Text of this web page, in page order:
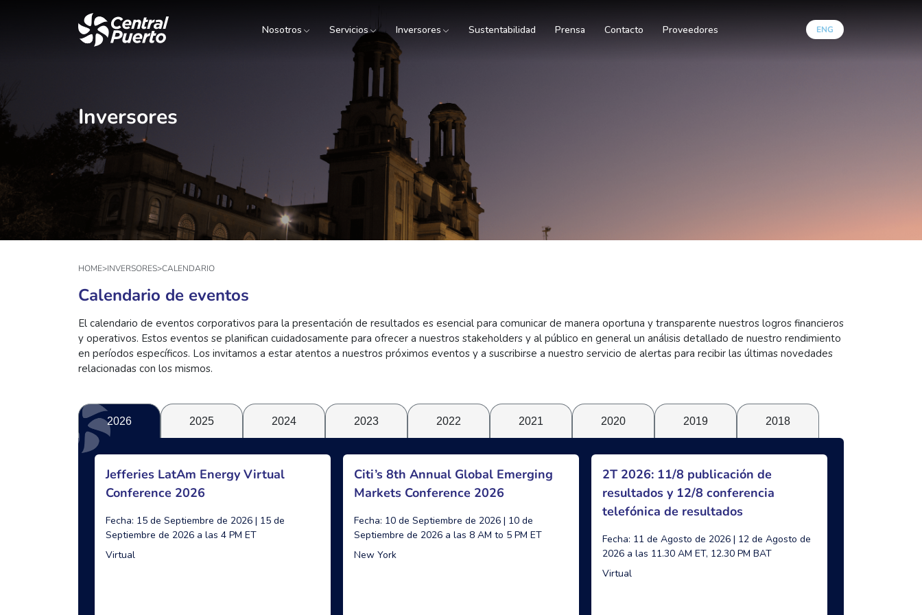
Nosotros Servicios Inversores Sustentabilidad Prensa Contacto Proveedores ENG
Inversores
HOME>INVERSORES>CALENDARIO
Calendario de eventos
El calendario de eventos corporativos para la presentación de resultados es esencial para comunicar de manera oportuna y transparente nuestros logros financieros
y operativos. Estos eventos se planifican cuidadosamente para ofrecer a nuestros stakeholders y al público en general un análisis detallado de nuestro rendimiento
en períodos específicos. Los invitamos a estar atentos a nuestros próximos eventos y a suscribirse a nuestro servicio de alertas para recibir las últimas novedades
relacionadas con los mismos.
2026 2025 2024 2023 2022 2021 2020 2019 2018
Jefferies LatAm Energy Virtual
Conference 2026
Fecha: 15 de Septiembre de 2026 | 15 de
Septiembre de 2026 a las 4 PM ET
Virtual
Citi’s 8th Annual Global Emerging
Markets Conference 2026
Fecha: 10 de Septiembre de 2026 | 10 de
Septiembre de 2026 a las 8 AM to 5 PM ET
New York
2T 2026: 11/8 publicación de
resultados y 12/8 conferencia
telefónica de resultados
Fecha: 11 de Agosto de 2026 | 12 de Agosto de
2026 a las 11.30 AM ET, 12.30 PM BAT
Virtual